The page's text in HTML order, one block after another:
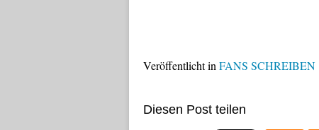
Veröffentlicht in FANS SCHREIBEN
Diesen Post teilen